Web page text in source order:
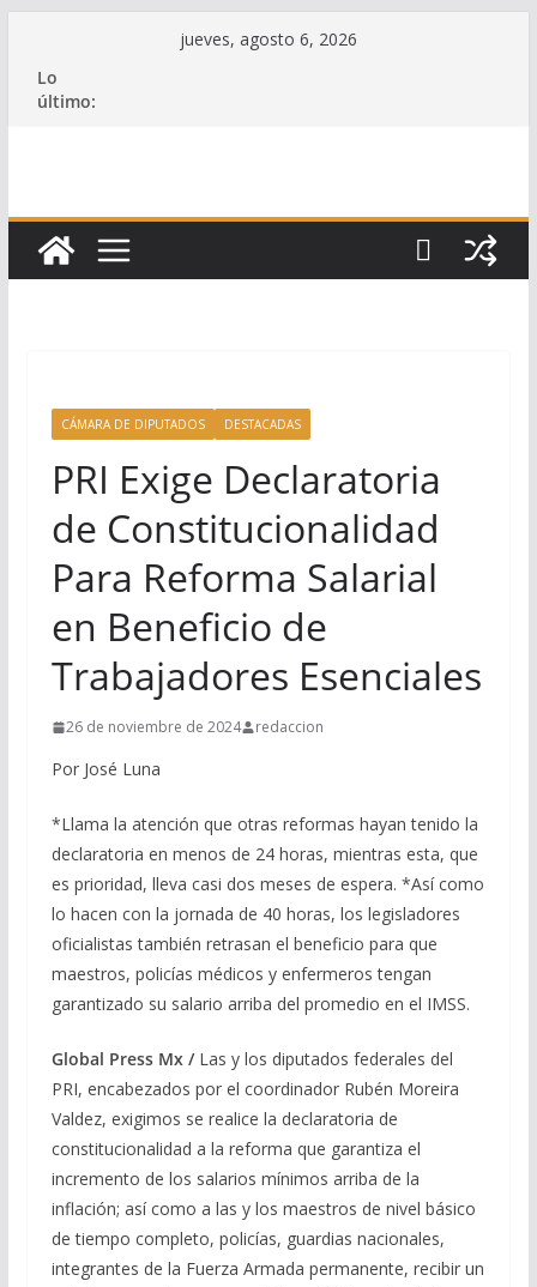
contenido
jueves, agosto 6, 2026
Lo
último:
CÁMARA DE DIPUTADOS DESTACADAS
PRI Exige Declaratoria
de Constitucionalidad
Para Reforma Salarial
en Beneficio de
Trabajadores Esenciales
26 de noviembre de 2024 redaccion
Por José Luna
*Llama la atención que otras reformas hayan tenido la
declaratoria en menos de 24 horas, mientras esta, que
es prioridad, lleva casi dos meses de espera. *Así como
lo hacen con la jornada de 40 horas, los legisladores
oficialistas también retrasan el beneficio para que
maestros, policías médicos y enfermeros tengan
garantizado su salario arriba del promedio en el IMSS.
Global Press Mx / Las y los diputados federales del
PRI, encabezados por el coordinador Rubén Moreira
Valdez, exigimos se realice la declaratoria de
constitucionalidad a la reforma que garantiza el
incremento de los salarios mínimos arriba de la
inflación; así como a las y los maestros de nivel básico
de tiempo completo, policías, guardias nacionales,
integrantes de la Fuerza Armada permanente, recibir un